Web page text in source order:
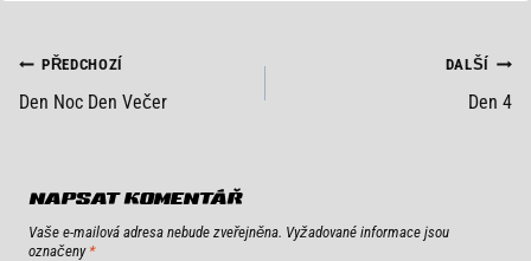
NAVIGACE
PRO
PŘEDCHOZÍ
Den Noc Den Večer
DALŠÍ
Den 4
NAPSAT KOMENTÁŘ
Vaše e-mailová adresa nebude zveřejněna. Vyžadované informace jsou
označeny *